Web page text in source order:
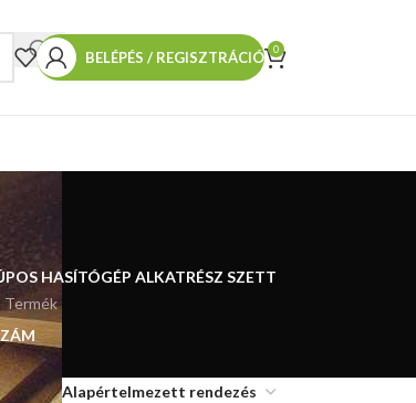
BELÉPÉS / REGISZTRÁCIÓ 0
HASÍTÓGÉP ALKATRÉSZ SZETT
Termék